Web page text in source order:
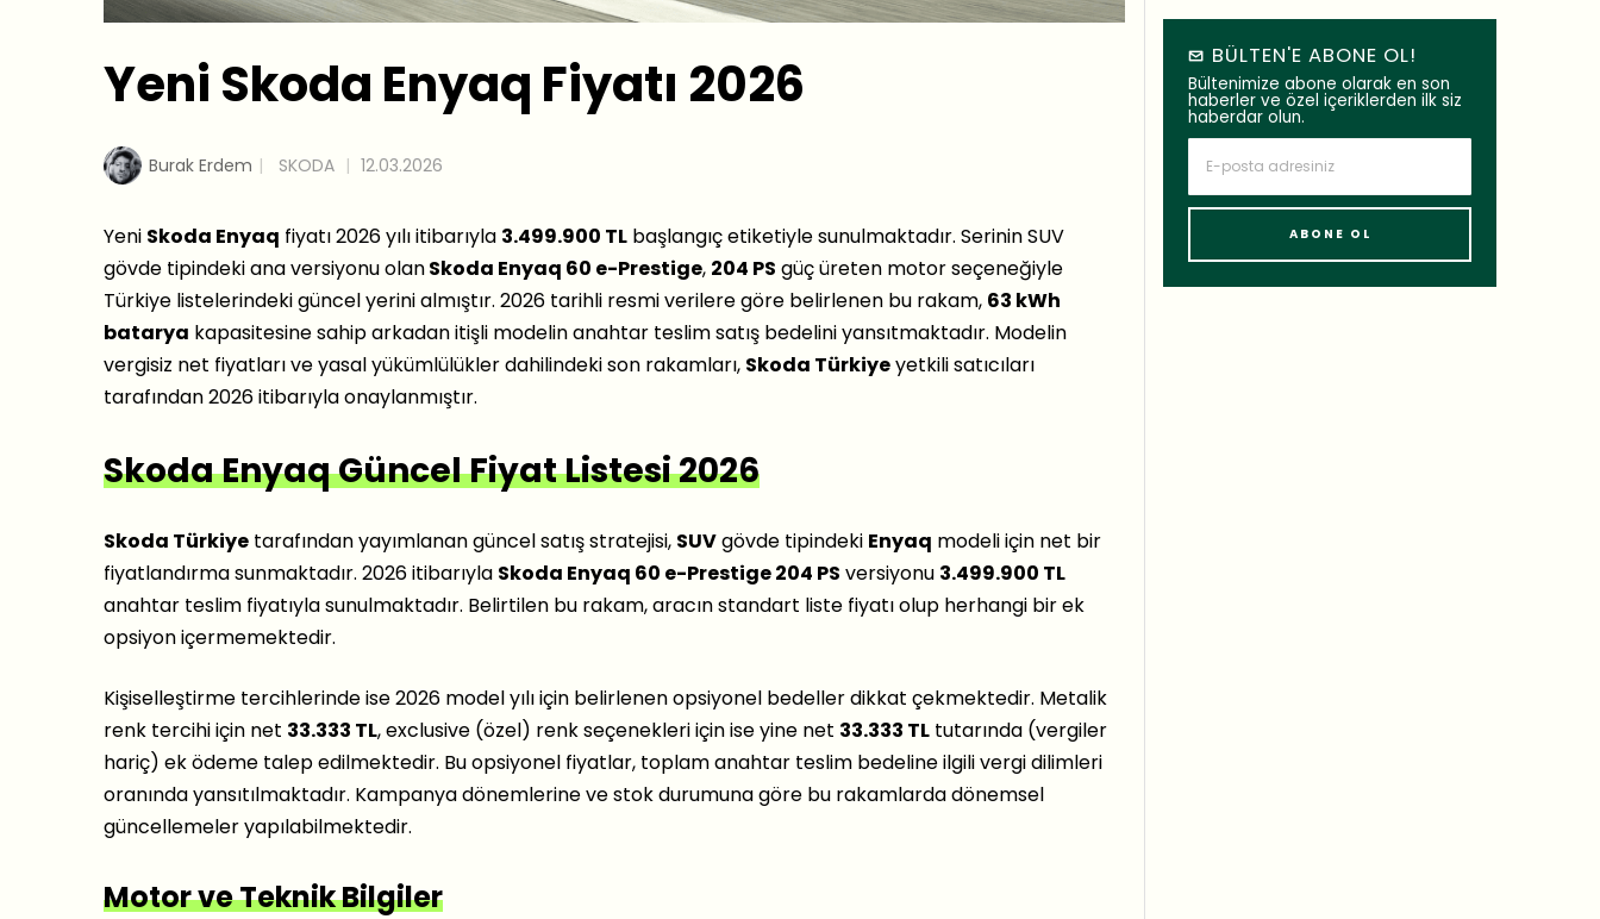
Yeni Skoda Enyaq Fiyatı 2026
Burak Erdem SKODA 12.03.2026
Yeni Skoda Enyaq fiyatı 2026 yılı itibarıyla 3.499.900 TL başlangıç etiketiyle sunulmaktadır. Serinin SUV
gövde tipindeki ana versiyonu olanSkoda Enyaq 60 e-Prestige, 204 PS güç üreten motor seçeneğiyle
Türkiye listelerindeki güncel yerini almıştır. 2026 tarihli resmi verilere göre belirlenen bu rakam, 63 kWh
batarya kapasitesine sahip arkadan itişli modelin anahtar teslim satış bedelini yansıtmaktadır. Modelin
vergisiz net fiyatları ve yasal yükümlülükler dahilindeki son rakamları, Skoda Türkiyeyetkili satıcıları
tarafından 2026 itibarıyla onaylanmıştır.
Skoda Enyaq Güncel Fiyat Listesi 2026
Skoda Türkiye tarafından yayımlanan güncel satış stratejisi, SUVgövde tipindeki Enyaq modeli için net bir
fiyatlandırma sunmaktadır. 2026 itibarıyla Skoda Enyaq 60 e-Prestige 204 PS versiyonu 3.499.900 TL
anahtar teslim fiyatıyla sunulmaktadır. Belirtilen bu rakam, aracın standart liste fiyatı olup herhangi bir ek
opsiyon içermemektedir.
Kişiselleştirme tercihlerinde ise 2026 model yılı için belirlenen opsiyonel bedeller dikkat çekmektedir. Metalik
renk tercihi için net 33.333 TL, exclusive (özel) renk seçenekleri için ise yine net 33.333 TL tutarında (vergiler
hariç) ek ödeme talep edilmektedir. Bu opsiyonel fiyatlar, toplam anahtar teslim bedeline ilgili vergi dilimleri
oranında yansıtılmaktadır. Kampanya dönemlerine ve stok durumuna göre bu rakamlarda dönemsel
güncellemeler yapılabilmektedir.
Motor ve Teknik Bilgiler
BÜLTEN'E ABONE OL!
Bültenimize abone olarak en son
haberler ve özel içeriklerden ilk siz
haberdar olun.